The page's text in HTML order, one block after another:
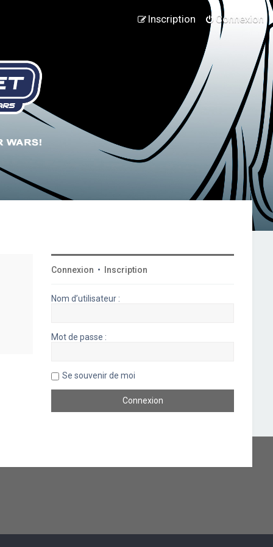
Connexion
Inscription
Connexion • Inscription
Nom d’utilisateur :
Mot de passe :
Se souvenir de moi